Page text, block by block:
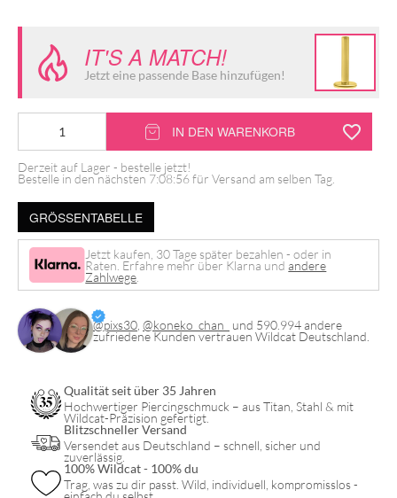
IT'S A MATCH!
Jetzt eine passende Base hinzufügen!
Internally
Row
Crystals
Aufsatz
IN DEN WARENKORB
Derzeit auf Lager - bestelle jetzt!
Bestelle in den nächsten 7:08:56für Versand am selben Tag.
GRÖSSENTABELLE
Jetzt kaufen, 30 Tage später bezahlen - oder in
Raten. Erfahre mehr über Klarna undandere
Zahlwege
@pixs30 @koneko_chan_ und 590.994 andere
zufriedene Kunden vertrauen Wildcat Deutschland.
Qualität seit über 35 Jahren
Hochwertiger Piercingschmuck – aus Titan, Stahl & mit
Wildcat-Präzision gefertigt.
Blitzschneller Versand
Versendet aus Deutschland – schnell, sicher und
zuverlässig.
100% Wildcat - 100% du
Trag, was zu dir passt. Wild, individuell, kompromisslos -